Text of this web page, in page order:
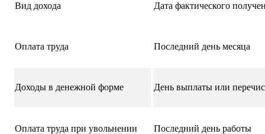
Вид дохода Дата фактического
Оплата труда Последний день месяца
Доходы в денежной форме День выплаты или
Оплата труда при увольнении Последний день работы